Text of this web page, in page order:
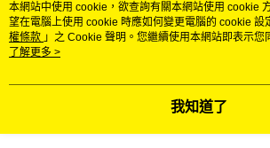
熱門標籤
本網站中使用 cookie，欲查詢有關本網站使用 cookie
望在電腦上使用 cookie 時應如何變更電腦的 cookie 設
權條款 」之 Cookie 聲明。您繼續使用本網站即表示您
用條款之 Cookie 聲明使用 cookie。
了解更多 >
我知道了